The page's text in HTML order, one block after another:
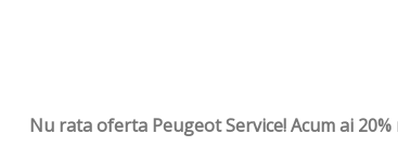
Nu rata oferta Peugeot Service! Acum ai